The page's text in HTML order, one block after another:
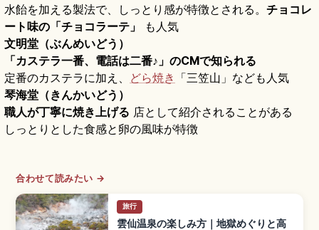
水飴を加える製法で、しっとり感が特徴とされる。 チョコレ
ート味の「チョコラーテ」
も人気
文明堂（ぶんめいどう）
「カステラ一番、電話は二番♪」のCMで知られる
定番のカステラに加え、 どら焼き 「三笠山」なども人気
琴海堂（きんかいどう）
職人が丁寧に焼き上げる 店として紹介されることがある
しっとりとした食感と卵の風味が特徴
合わせて読みたい →
旅行
雲仙温泉の楽しみ方｜地獄めぐりと高